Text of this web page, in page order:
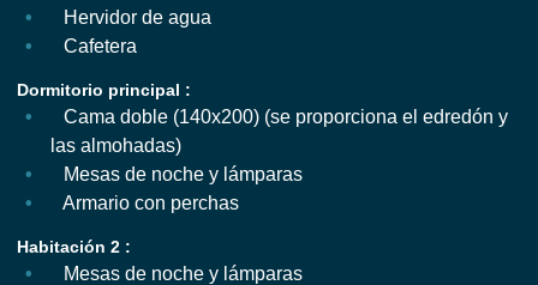
Hervidor de agua
Cafetera
Dormitorio principal :
Cama doble (140x200) (se proporciona el edredón y
las almohadas)
Mesas de noche y lámparas
Armario con perchas
Habitación 2 :
Mesas de noche y lámparas